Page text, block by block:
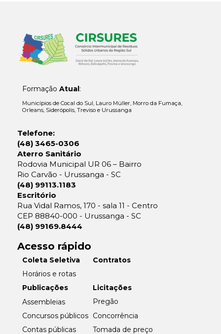
Formação Atual:
Municípios de Cocal do Sul, Lauro Müller, Morro da Fumaça,
Orleans, Siderópolis, Treviso e Urussanga
Telefone:
(48) 3465-0306
Aterro Sanitário
Rodovia Municipal UR 06 – Bairro
Rio Carvão - Urussanga - SC
(48) 99113.1183
Escritório
Rua Vidal Ramos, 170 - sala 11 - Centro
CEP 88840-000 - Urussanga - SC
(48) 99169.8444
Acesso rápido
Coleta Seletiva
Horários e rotas
Publicações
Assembleias
Concursos públicos
Contas públicas
Contratos
Licitações
Pregão
Concorrência
Tomada de preço